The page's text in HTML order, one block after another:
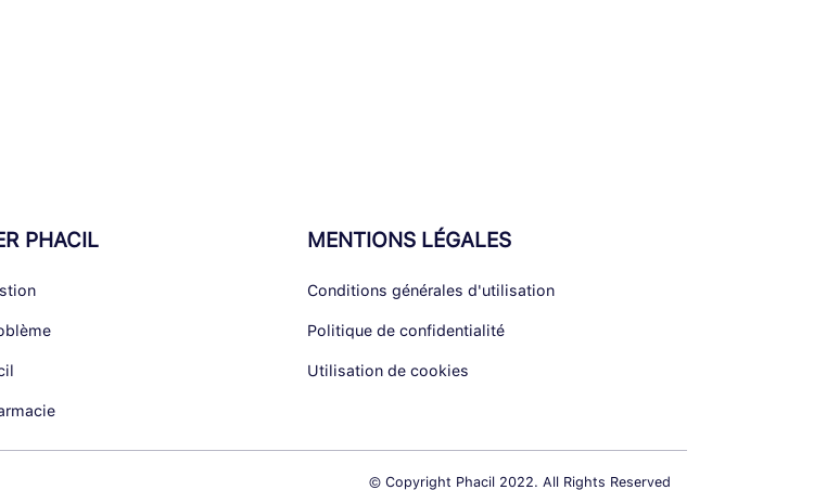
PHACIL MENTIONS LÉGALES
Conditions générales d'utilisation
Politique de confidentialité
Utilisation de cookies
© Copyright Phacil 2022. All Rights Reserved